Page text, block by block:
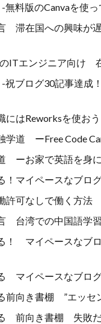
料版のCanvaを使
滞在国への興味が
ITエンジニア向け
ブログ30記事達成
はReworksを使おう
学道 ーFree Code
ーお家で英語を身
！マイペースなブ
許可なしで働く方法
台湾での中国語学
！ マイペースなブ
マイペースなブロ
前向き書棚 ”エッセ
前向き書棚 失敗だ